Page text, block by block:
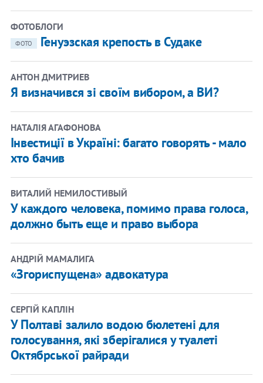
ФОТОБЛОГИ
ФОТО Генуэзская крепость в Судаке
АНТОН ДМИТРИЕВ
Я визначився зі своїм вибором, а ВИ?
НАТАЛІЯ АГАФОНОВА
Інвестиції в Україні: багато говорять - мало
хто бачив
ВИТАЛИЙ НЕМИЛОСТИВЫЙ
У каждого человека, помимо права голоса,
должно быть еще и право выбора
АНДРІЙ МАМАЛИГА
«Згориспущена» адвокатура
СЕРГІЙ КАПЛІН
У Полтаві залило водою бюлетені для
голосування, які зберігалися у туалеті
Октябрської райради